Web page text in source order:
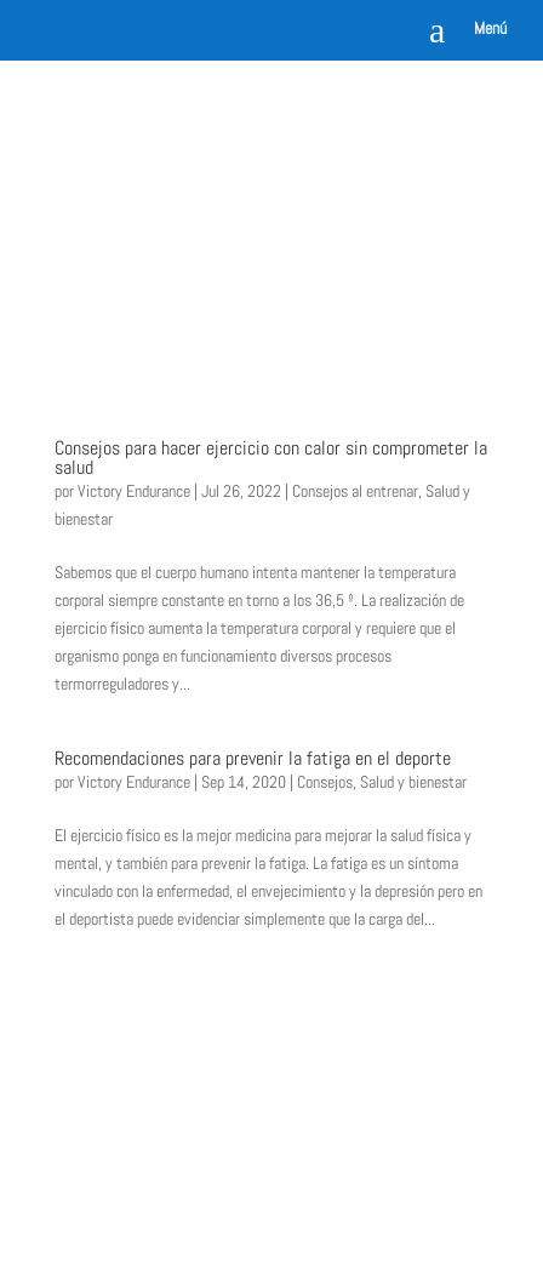
a Menú
Consejos para hacer ejercicio con calor sin comprometer la
salud
porVictory Endurance| Jul 26, 2022 | Consejos al entrenar, Salud y
bienestar
Sabemos que el cuerpo humano intenta mantener la temperatura
corporal siempre constante en torno a los 36,5 º. La realización de
ejercicio físico aumenta la temperatura corporal y requiere que el
organismo ponga en funcionamiento diversos procesos
termorreguladores y...
Recomendaciones para prevenir la fatiga en el deporte
porVictory Endurance| Sep 14, 2020| Consejos, Salud y bienestar
El ejercicio físico es la mejor medicina para mejorar la salud física y
mental, y también para prevenir la fatiga. La fatiga es un síntoma
vinculado con la enfermedad, el envejecimiento y la depresión pero en
el deportista puede evidenciar simplemente que la carga del...